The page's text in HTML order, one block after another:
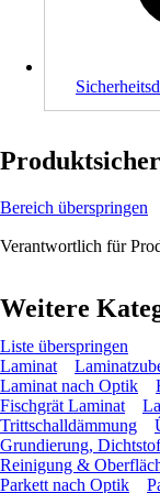
Bereich überspringen
Verantwortlich für
Weitere
Liste überspringen
Laminat
Laminat nach Optik
Fischgrät Laminat
Trittschalldämmung
Grundierung,
Reinigung &
Parkett nach Optik